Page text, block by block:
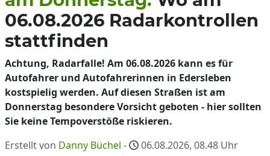
06.08.2026 Radarkontrollen
stattfinden
Achtung, Radarfalle! Am 06.08.2026 kann es für
Autofahrer und Autofahrerinnen in Edersleben
kostspielig werden. Auf diesen Straßen ist am
Donnerstag besondere Vorsicht geboten - hier sollten
Sie keine Tempoverstöße riskieren.
Erstellt von Danny Büchel - 06.08.2026, 08.48 Uhr